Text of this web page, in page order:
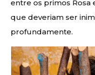
entre os primos Rosa
que deveriam ser
profundamente.